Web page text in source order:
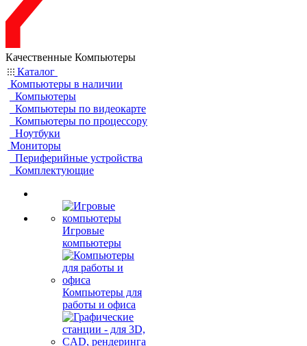
Качественные Компьютеры
Каталог
Компьютеры в наличии
Компьютеры
Компьютеры по видеокарте
Компьютеры по процессору
Ноутбуки
Мониторы
Периферийные устройства
Комплектующие
Игровые
компьютеры
Компьютеры для
работы и офиса